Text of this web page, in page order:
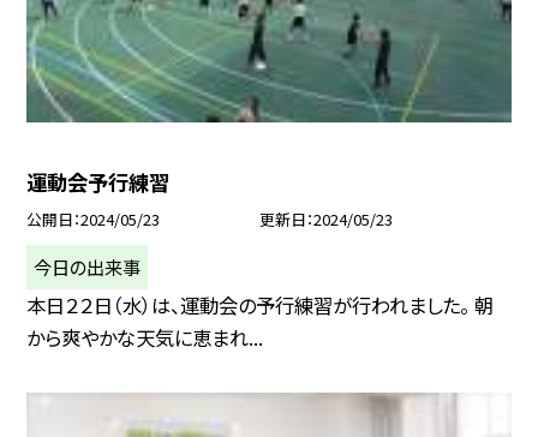
運動会予行練習
公開日 2024/05/23 更新日 2024/05/23
今日の出来事
本日２２日（水）は、運動会の予行練習が行われました。 朝
から爽やかな天気に恵まれ...